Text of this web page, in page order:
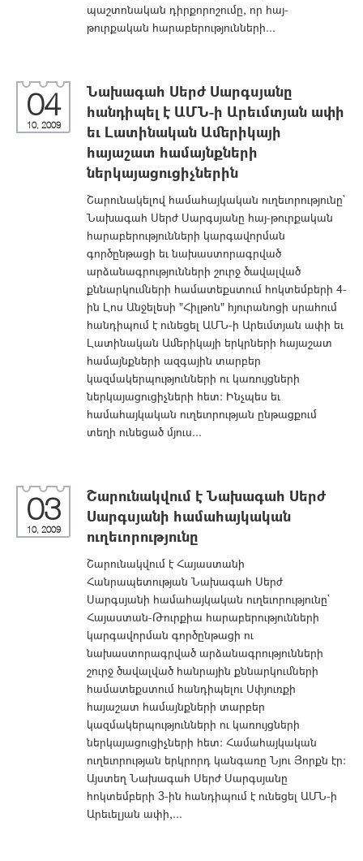
պաշտոնական դիրքորոշումը, որ հայ-
թուրքական հարաբերությունների...
04
10, 2009
Նախագահ Սերժ Սարգսյանը
հանդիպել է ԱՄՆ-ի Արեւմտյան ափի
եւ Լատինական Ամերիկայի
հայաշատ համայնքների
ներկայացուցիչներին
Շարունակելով համահայկական ուղեւորությունը`
Նախագահ Սերժ Սարգսյանը հայ-թուրքական
հարաբերությունների կարգավորման
գործընթացի եւ նախաստորագրված
արձանագրությունների շուրջ ծավալված
քննարկումների համատեքստում հոկտեմբերի 4-
ին Լոս Անջելեսի "Հիլթոն" հյուրանոցի սրահում
հանդիպում է ունեցել ԱՄՆ-ի Արեւմտյան ափի եւ
Լատինական Ամերիկայի երկրների հայաշատ
համայնքների ազգային տարբեր
կազմակերպությունների ու կառույցների
ներկայացուցիչների հետ: Ինչպես եւ
համահայկական ուղեւորության ընթացքում
տեղի ունեցած մյուս...
03
10, 2009
Շարունակվում է Նախագահ Սերժ
Սարգսյանի համահայկական
ուղեւորությունը
Շարունակվում է Հայաստանի
Հանրապետության Նախագահ Սերժ
Սարգսյանի համահայկական ուղեւորությունը`
Հայաստան-Թուրքիա հարաբերությունների
կարգավորման գործընթացի ու
նախաստորագրված արձանագրությունների
շուրջ ծավալված հանրային քննարկումների
համատեքստում հանդիպելու Սփյուռքի
հայաշատ համայնքների տարբեր
կազմակերպությունների ու կառույցների
ներկայացուցիչների հետ: Համահայկական
ուղեւորության երկրորդ կանգառը Նյու Յորքն էր:
Այստեղ Նախագահ Սերժ Սարգսյանը
հոկտեմբերի 3-ին հանդիպում է ունեցել ԱՄՆ-ի
Արեւելյան ափի,...